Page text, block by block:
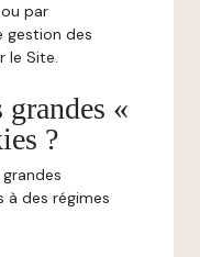
par
gestion des
le Site.
«
?
à des régimes